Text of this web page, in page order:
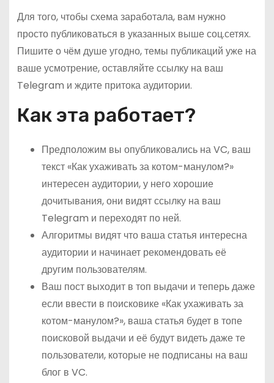
Для того, чтобы схема заработала, вам нужно
просто публиковаться в указанных выше соц.сетях.
Пишите о чём душе угодно, темы публикаций уже на
ваше усмотрение, оставляйте ссылку на ваш
Telegram и ждите притока аудитории.
Как эта работает?
Предположим вы опубликовались на VC, ваш
текст «Как ухаживать за котом-манулом?»
интересен аудитории, у него хорошие
дочитывания, они видят ссылку на ваш
Telegram и переходят по ней.
Алгоритмы видят что ваша статья интересна
аудитории и начинает рекомендовать её
другим пользователям.
Ваш пост выходит в топ выдачи и теперь даже
если ввести в поисковике «Как ухаживать за
котом-манулом?», ваша статья будет в топе
поисковой выдачи и её будут видеть даже те
пользователи, которые не подписаны на ваш
блог в VC.